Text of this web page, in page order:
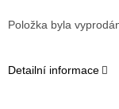
Položka byla
Detailní informace